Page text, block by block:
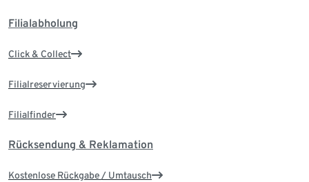
Filialabholung
Click & Collect
Filialreservierung
Filialfinder
Rücksendung & Reklamation
Kostenlose Rückgabe / Umtausch